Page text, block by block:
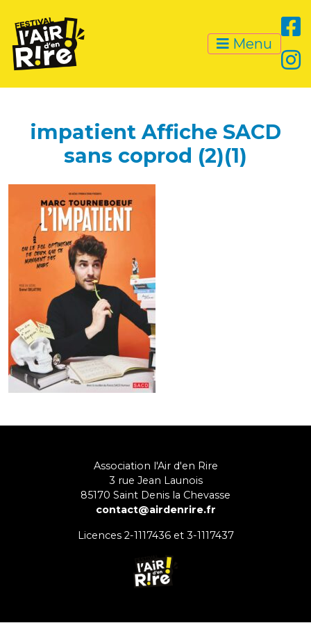
Menu
impatient Affiche SACD
sans coprod (2)(1)
Association l'Air d'en Rire
3 rue Jean Launois
85170 Saint Denis la Chevasse
contact@airdenrire.fr
Licences 2-1117436 et 3-1117437